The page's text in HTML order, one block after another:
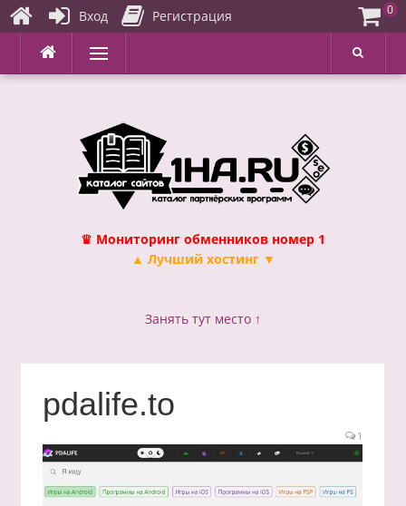
Перейти
содержимому
Меню
♛ Мониторинг обменников номер 1
▲ Лучший хостинг ▼
Занять тут место ↑
pdalife.to
1
Вход Регистрация 0